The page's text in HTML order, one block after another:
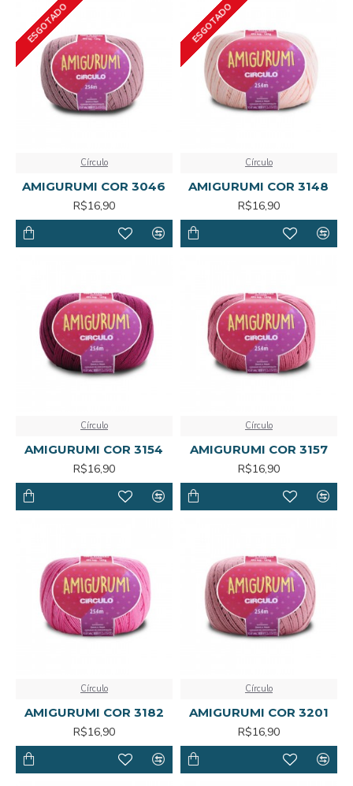
ESGOTADO
Círculo
AMIGURUMI COR 3046
R$16,90
ESGOTADO
Círculo
AMIGURUMI COR 3148
R$16,90
Círculo
AMIGURUMI COR 3154
R$16,90
Círculo
AMIGURUMI COR 3157
R$16,90
Círculo
AMIGURUMI COR 3182
R$16,90
Círculo
AMIGURUMI COR 3201
R$16,90